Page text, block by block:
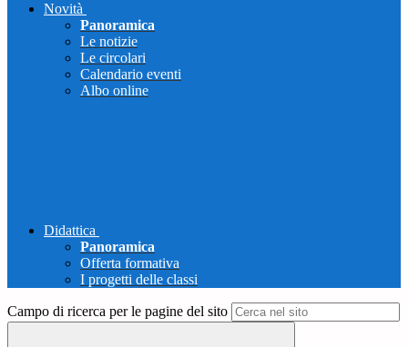
Novità
Panoramica
Le notizie
Le circolari
Calendario eventi
Albo online
Didattica
Panoramica
Offerta formativa
I progetti delle classi
Campo di ricerca per le pagine del sito